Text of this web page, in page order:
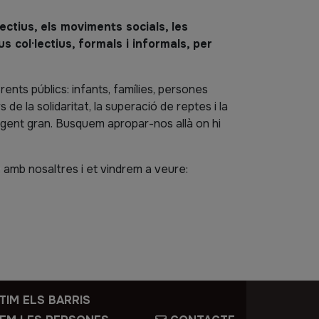
els moviments socials, les
col·lectius, formals i informals, per
públics: infants, famílies, persones
la solidaritat, la superació de reptes i la
gran. Busquem apropar-nos allà on hi
nosaltres i et vindrem a veure:
ELS BARRIS